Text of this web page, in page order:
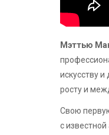
Мэттью
искусству
росту и
Свою
с